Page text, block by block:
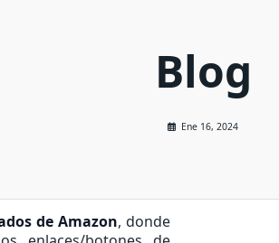
Blog
Ene 16, 2024
de Amazon, donde